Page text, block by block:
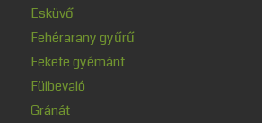
Esküvő
Fehérarany gyűrű
Fekete gyémánt
Fülbevaló
Gránát